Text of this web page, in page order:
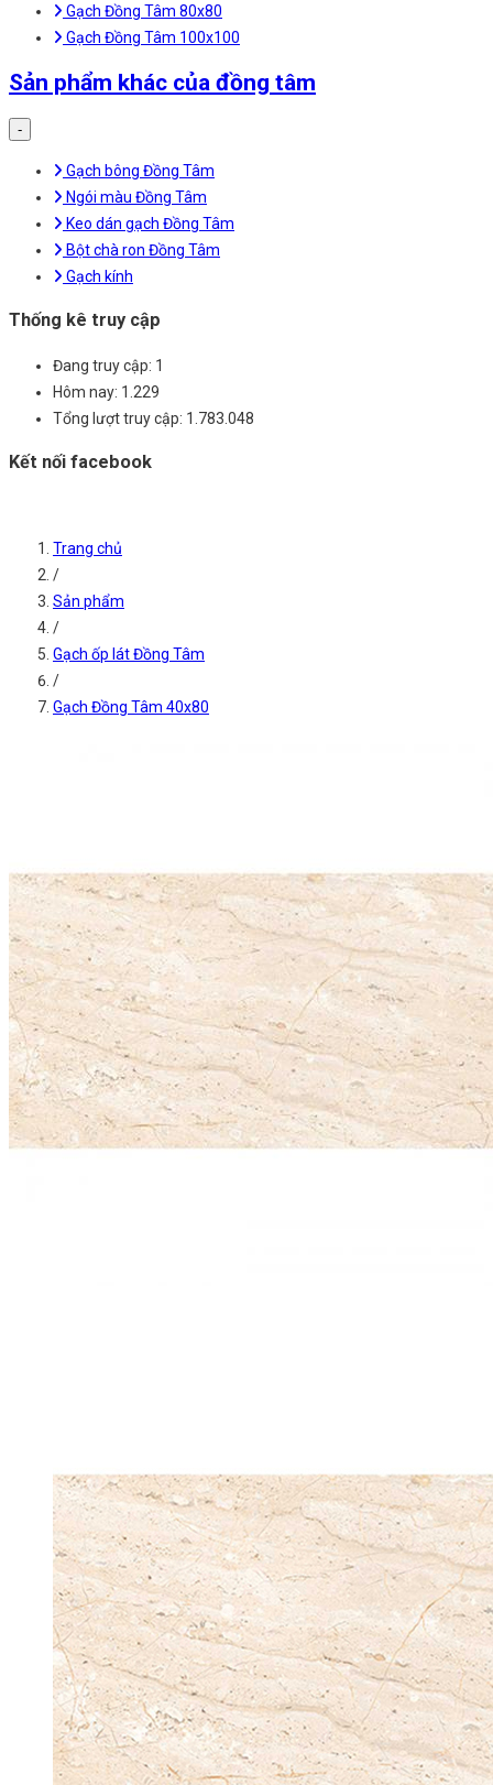
Gạch Đồng Tâm 80x80
Gạch Đồng Tâm 100x100
Sản phẩm khác của đồng tâm
-
Gạch bông Đồng Tâm
Ngói màu Đồng Tâm
Keo dán gạch Đồng Tâm
Bột chà ron Đồng Tâm
Gạch kính
Thống kê truy cập
Đang truy cập: 1
Hôm nay: 1.229
Tổng lượt truy cập: 1.783.048
Kết nối facebook
Trang chủ
/
Sản phẩm
/
Gạch ốp lát Đồng Tâm
/
Gạch Đồng Tâm 40x80